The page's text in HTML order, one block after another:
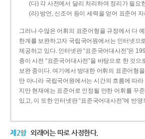
(다) 각 사전에서 달리 처리하여 정리가 필요
(라) 방언, 신조어 등이 세력을 얻어 표준어
그러나 수많은 어휘의 표준어형을 규정에서 다
한계를 보완하고자 국립국어원에서는 인터넷으
제공하고 있다. 인터넷판 “표준국어대사전”은
종이 사전 “표준국어대사전”을 바탕으로 한 것으
보완 중이다. 여기에서 방대한 어휘의 표준어형
만 아니라 국립국어원에서는 시간의 흐름에 따
지만 현재에는 표준어로 인정될 만한 어휘를 꾸
있고, 이 또한 인터넷판 “표준국어대사전”에 반영
제2항 외래어는 따로 사정한다.